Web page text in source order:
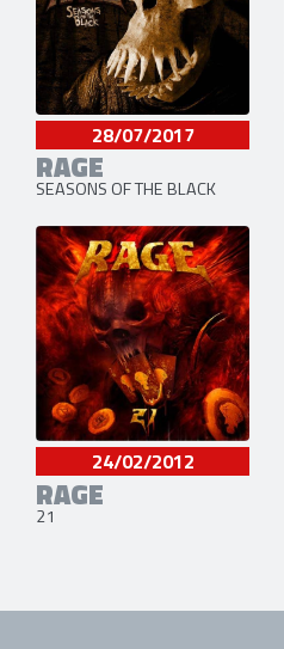
28/07/2017
RAGE
SEASONS OF THE BLACK
24/02/2012
RAGE
21